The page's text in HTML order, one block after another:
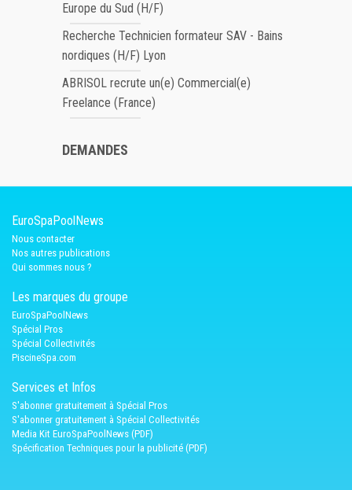
Europe du Sud (H/F)
Recherche Technicien formateur SAV - Bains
nordiques (H/F) Lyon
ABRISOL recrute un(e) Commercial(e)
Freelance (France)
DEMANDES
EuroSpaPoolNews
Nous contacter
Nos autres publications
Qui sommes nous ?
Les marques du groupe
EuroSpaPoolNews
Spécial Pros
Spécial Collectivités
PiscineSpa.com
Services et Infos
S'abonner gratuitement à Spécial Pros
S'abonner gratuitement à Spécial Collectivités
Media Kit EuroSpaPoolNews (PDF)
Spécification Techniques pour la publicité (PDF)